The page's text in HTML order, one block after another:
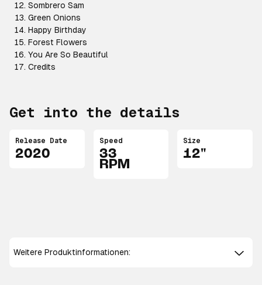
Sombrero Sam
Green Onions
Happy Birthday
Forest Flowers
You Are So Beautiful
Credits
Get into the details
Release Date
2020
Speed
33
RPM
Size
12"
Weitere Produktinformationen: